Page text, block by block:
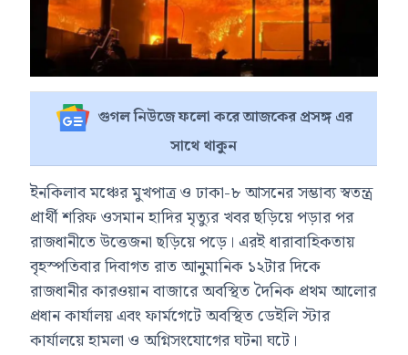
গুগল নিউজে ফলো করে আজকের প্রসঙ্গ এর
সাথে থাকুন
ইনকিলাব মঞ্চের মুখপাত্র ও ঢাকা-৮ আসনের সম্ভাব্য স্বতন্ত্র
প্রার্থী শরিফ ওসমান হাদির মৃত্যুর খবর ছড়িয়ে পড়ার পর
রাজধানীতে উত্তেজনা ছড়িয়ে পড়ে। এরই ধারাবাহিকতায়
বৃহস্পতিবার দিবাগত রাত আনুমানিক ১২টার দিকে
রাজধানীর কারওয়ান বাজারে অবস্থিত দৈনিক প্রথম আলোর
প্রধান কার্যালয় এবং ফার্মগেটে অবস্থিত ডেইলি স্টার
কার্যালয়ে হামলা ও অগ্নিসংযোগের ঘটনা ঘটে।